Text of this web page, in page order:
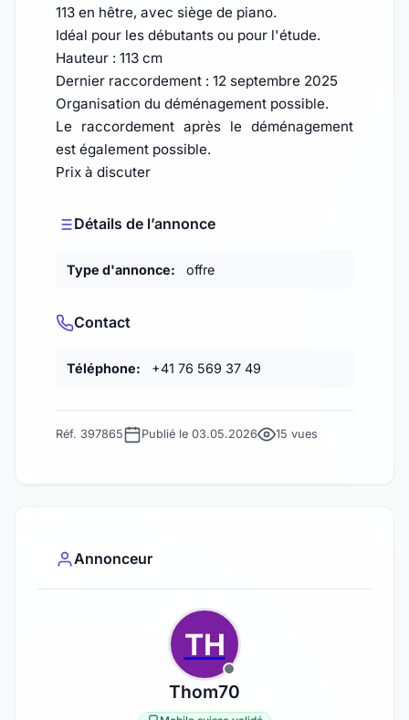
113 en hêtre, avec siège de piano.
Idéal pour les débutants ou pour l'étude.
Hauteur : 113 cm
Dernier raccordement : 12 septembre 2025
Organisation du déménagement possible.
Le raccordement après le déménagement
est également possible.
Prix à discuter
Détails de l’annonce
Type d'annonce: offre
Contact
Téléphone: +41 76 569 37 49
Réf. 397865 Publié le 03.05.2026 15 vues
Annonceur
TH
Thom70